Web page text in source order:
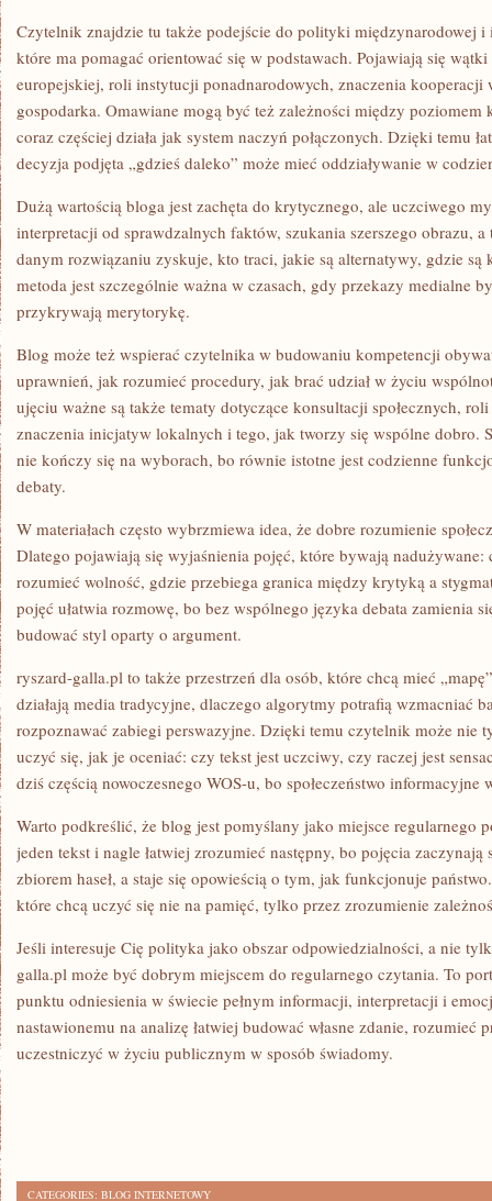
Czytelnik znajdzie tu także podejście do polityki międzynarodowej
które ma pomagać orientować się w podstawach. Pojawiają się
europejskiej, roli instytucji ponadnarodowych, znaczenia kooperacji
gospodarka. Omawiane mogą być też zależności między
coraz częściej działa jak system naczyń połączonych. Dzięki temu
decyzja podjęta „gdzieś daleko” może mieć oddziaływanie w
Dużą wartością bloga jest zachęta do krytycznego, ale uczciwego
interpretacji od sprawdzalnych faktów, szukania szerszego obrazu,
danym rozwiązaniu zyskuje, kto traci, jakie są alternatywy, gdzie są
metoda jest szczególnie ważna w czasach, gdy przekazy medialne
przykrywają merytorykę.
Blog może też wspierać czytelnika w budowaniu kompetencji
uprawnień, jak rozumieć procedury, jak brać udział w życiu
ujęciu ważne są także tematy dotyczące konsultacji społecznych,
znaczenia inicjatyw lokalnych i tego, jak tworzy się wspólne dobro.
nie kończy się na wyborach, bo równie istotne jest codzienne
debaty.
W materiałach często wybrzmiewa idea, że dobre rozumienie
Dlatego pojawiają się wyjaśnienia pojęć, które bywają
rozumieć wolność, gdzie przebiega granica między krytyką a
pojęć ułatwia rozmowę, bo bez wspólnego języka debata zamienia
budować styl oparty o argument.
ryszard-galla.pl to także przestrzeń dla osób, które chcą mieć
działają media tradycyjne, dlaczego algorytmy potrafią wzmacniać
rozpoznawać zabiegi perswazyjne. Dzięki temu czytelnik może nie
uczyć się, jak je oceniać: czy tekst jest uczciwy, czy raczej jest
dziś częścią nowoczesnego WOS-u, bo społeczeństwo
Warto podkreślić, że blog jest pomyślany jako miejsce regularnego
jeden tekst i nagle łatwiej zrozumieć następny, bo pojęcia zaczynają
zbiorem haseł, a staje się opowieścią o tym, jak funkcjonuje
które chcą uczyć się nie na pamięć, tylko przez zrozumienie
Jeśli interesuje Cię polityka jako obszar odpowiedzialności, a nie
galla.pl może być dobrym miejscem do regularnego czytania. To
punktu odniesienia w świecie pełnym informacji, interpretacji i
nastawionemu na analizę łatwiej budować własne zdanie, rozumieć
uczestniczyć w życiu publicznym w sposób świadomy.
CATEGORIES: BLOG INTERNETOWY